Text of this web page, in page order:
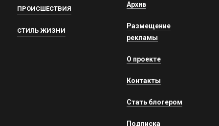
ПРОИСШЕСТВИЯ
СТИЛЬ ЖИЗНИ
Архив
Размещение
рекламы
О проекте
Контакты
Стать блогером
Подписка